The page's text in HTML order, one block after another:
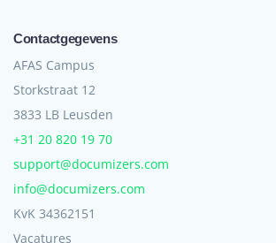
Contactgegevens
AFAS Campus
Storkstraat 12
3833 LB Leusden
+31 20 820 19 70
support@documizers.com
info@documizers.com
KvK 34362151
Vacatures